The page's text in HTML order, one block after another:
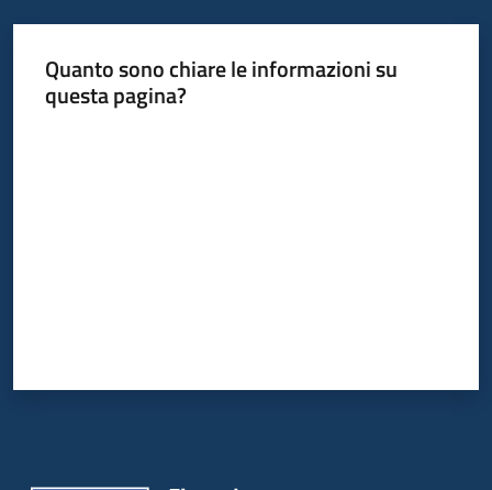
Informazioni
locali
Quanto sono chiare le informazioni su
questa pagina?